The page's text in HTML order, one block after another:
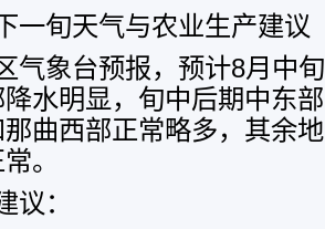
旬天气与农业生产建议
象台预报，预计8月中
水明显，旬中后期中东
曲西部正常略多，其余
。
：